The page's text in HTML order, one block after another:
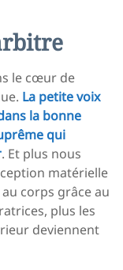
le cœur de
La petite voix
la bonne
qui
. Et plus nous
matérielle
corps grâce au
plus les
deviennent